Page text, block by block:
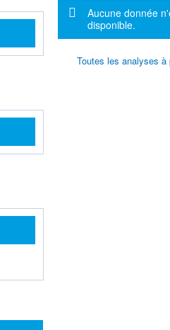
Message
Aucune donnée
disponible.
Toutes les analyses